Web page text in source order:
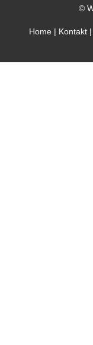
©
Home | Kontakt |